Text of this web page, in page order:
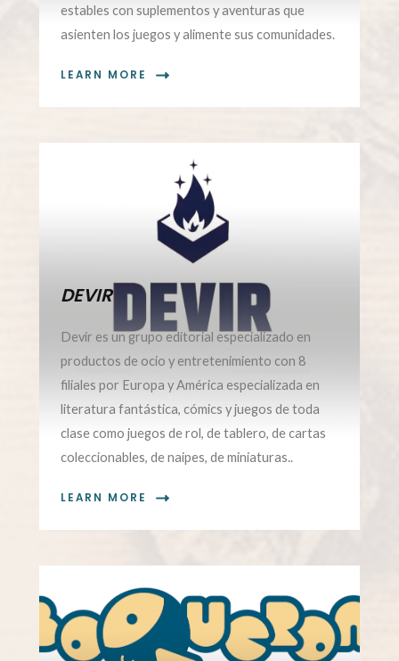
estables con suplementos y aventuras que
asienten los juegos y alimente sus comunidades.
LEARN MORE
DEVIR
Devir es un grupo editorial especializado en
productos de ocio y entretenimiento con 8
filiales por Europa y América especializada en
literatura fantástica, cómics y juegos de toda
clase como juegos de rol, de tablero, de cartas
coleccionables, de naipes, de miniaturas..
LEARN MORE